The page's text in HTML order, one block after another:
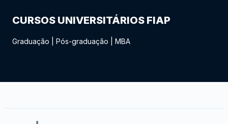
CURSOS UNIVERSITÁRIOS FIAP
Graduação Pós-graduação MBA